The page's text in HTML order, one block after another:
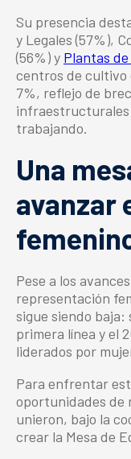
Su presencia
y Legales (57%),
(56%) y Plantas
centros de cultivo
7%, reflejo de
infraestructurales
trabajando.
Una
avanzar
Pese a los
representación
sigue siendo baja:
primera línea y el
liderados por
Para enfrentar
oportunidades de
unieron, bajo la
crear la Mesa de